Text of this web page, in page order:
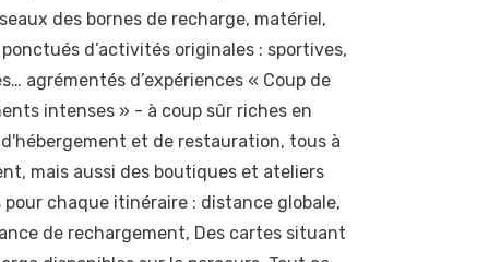
des bornes de recharge, matériel,
d’activités originales : sportives,
agrémentés d’expériences « Coup de
intenses » - à coup sûr riches en
et de restauration, tous à
mais aussi des boutiques et ateliers
chaque itinéraire : distance globale,
de rechargement, Des cartes situant